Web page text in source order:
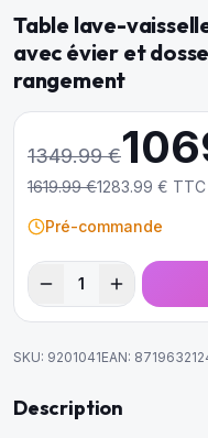
Table lave-
avec évier et
rangement
1349.99€
1619.99€1283.99 € TTC
Pré-commande
1
SKU: 9201041EAN:
Description